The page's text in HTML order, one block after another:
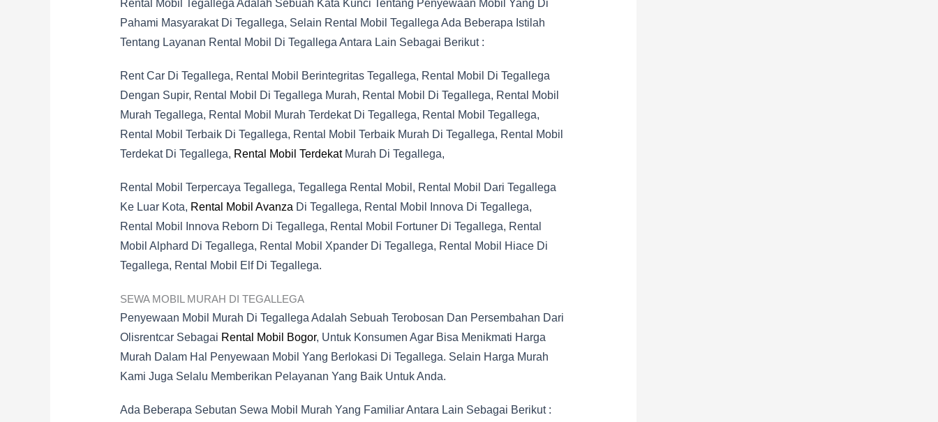
Rental Mobil Tegallega Adalah Sebuah Kata Kunci Tentang Penyewaan Mobil Yang Di
Pahami Masyarakat Di Tegallega, Selain Rental Mobil Tegallega Ada Beberapa Istilah
Tentang Layanan Rental Mobil Di Tegallega Antara Lain Sebagai Berikut :
Rent Car Di Tegallega, Rental Mobil Berintegritas Tegallega, Rental Mobil Di Tegallega
Dengan Supir, Rental Mobil Di Tegallega Murah, Rental Mobil Di Tegallega, Rental Mobil
Murah Tegallega, Rental Mobil Murah Terdekat Di Tegallega, Rental Mobil Tegallega,
Rental Mobil Terbaik Di Tegallega, Rental Mobil Terbaik Murah Di Tegallega, Rental Mobil
Terdekat Di Tegallega, Rental Mobil TerdekatMurah Di Tegallega,
Rental Mobil Terpercaya Tegallega, Tegallega Rental Mobil, Rental Mobil Dari Tegallega
Ke Luar Kota, Rental Mobil Avanza Di Tegallega, Rental Mobil Innova Di Tegallega,
Rental Mobil Innova Reborn Di Tegallega, Rental Mobil Fortuner Di Tegallega, Rental
Mobil Alphard Di Tegallega, Rental Mobil Xpander Di Tegallega, Rental Mobil Hiace Di
Tegallega, Rental Mobil Elf Di Tegallega.
SEWA MOBIL MURAH DI TEGALLEGA
Penyewaan Mobil Murah Di Tegallega Adalah Sebuah Terobosan Dan Persembahan Dari
Olisrentcar Sebagai Rental Mobil Bogor, Untuk Konsumen Agar Bisa Menikmati Harga
Murah Dalam Hal Penyewaan Mobil Yang Berlokasi Di Tegallega. Selain Harga Murah
Kami Juga Selalu Memberikan Pelayanan Yang Baik Untuk Anda.
Ada Beberapa Sebutan Sewa Mobil Murah Yang Familiar Antara Lain Sebagai Berikut :